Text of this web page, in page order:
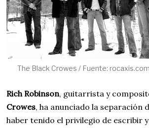
The Black Crowes / Fuente: rocaxis.com
Rich Robinson, guitarrista y
Crowes, ha anunciado la separación
haber tenido el privilegio de escribir